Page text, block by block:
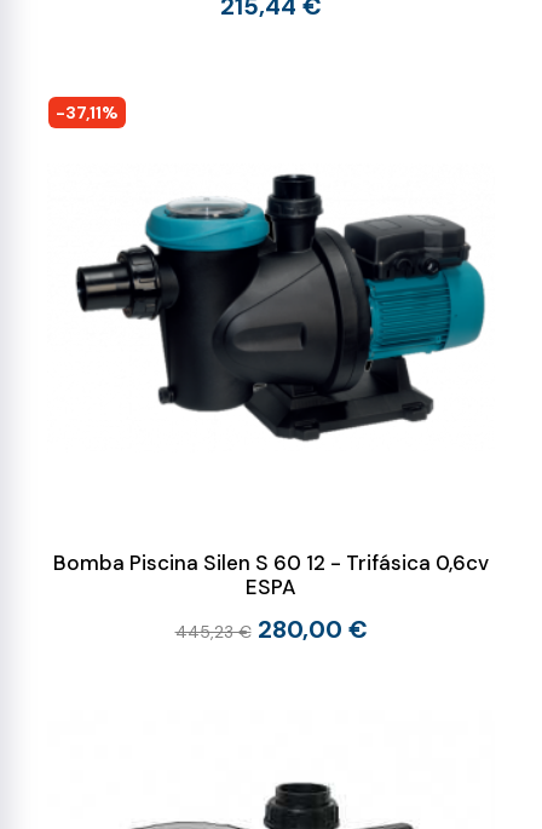
-37,11%
Bomba Piscina Silen S 60 12 - Trifásica 0,6cv
ESPA
445,23 € 280,00 €